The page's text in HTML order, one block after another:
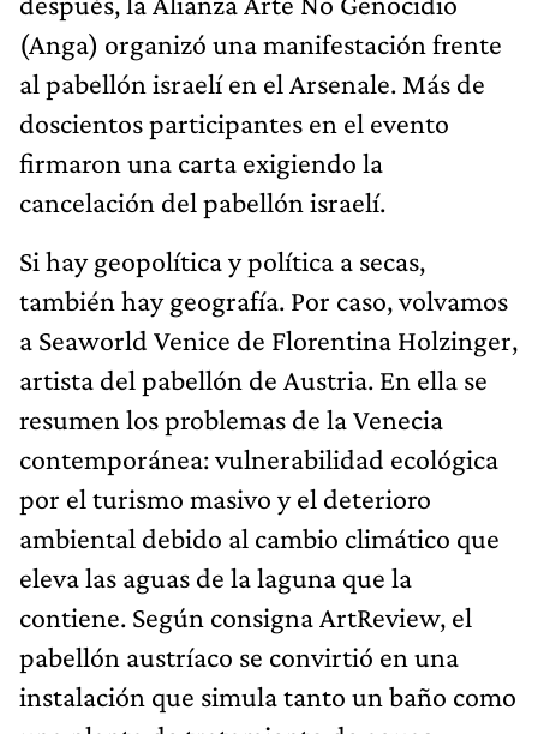
(Anga) organizó una manifestación frente
al pabellón israelí en el Arsenale. Más de
doscientos participantes en el evento
firmaron una carta exigiendo la
cancelación del pabellón israelí.
Si hay geopolítica y política a secas,
también hay geografía. Por caso, volvamos
a Seaworld Venice de Florentina Holzinger,
artista del pabellón de Austria. En ella se
resumen los problemas de la Venecia
contemporánea: vulnerabilidad ecológica
por el turismo masivo y el deterioro
ambiental debido al cambio climático que
eleva las aguas de la laguna que la
contiene. Según consigna ArtReview, el
pabellón austríaco se convirtió en una
instalación que simula tanto un baño como